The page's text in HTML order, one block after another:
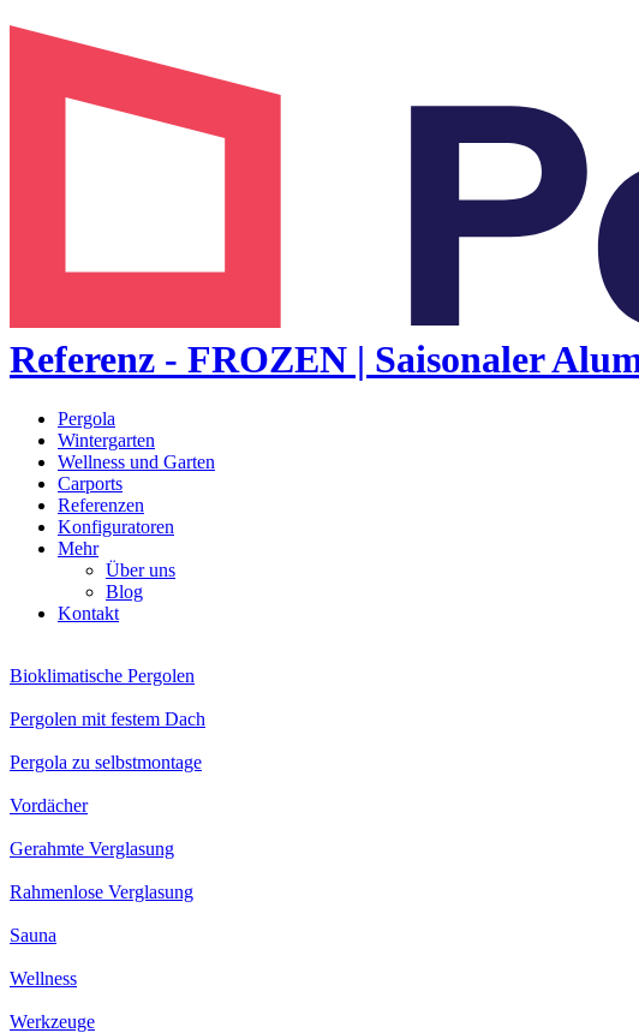
Referenz - FROZEN | Saisonaler
Pergola
Wintergarten
Wellness und Garten
Carports
Referenzen
Konfiguratoren
Mehr
Über uns
Blog
Kontakt
Bioklimatische Pergolen
Pergolen mit festem Dach
Pergola zu selbstmontage
Vordächer
Gerahmte Verglasung
Rahmenlose Verglasung
Sauna
Wellness
Werkzeuge